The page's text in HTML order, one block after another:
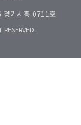
경기시흥-0711호